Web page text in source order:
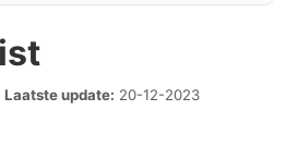
Laatste update: 20-12-2023